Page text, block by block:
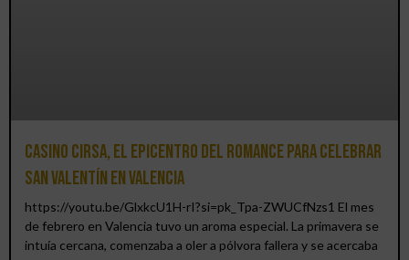
Casino CIRSA, el epicentro del romance para celebrar
San Valentín en Valencia
https://youtu.be/GlxkcU1H-rI?si=pk_Tpa-ZWUCfNzs1 El mes
de febrero en Valencia tuvo un aroma especial. La primavera se
intuía cercana, comenzaba a oler a pólvora fallera y se acercaba